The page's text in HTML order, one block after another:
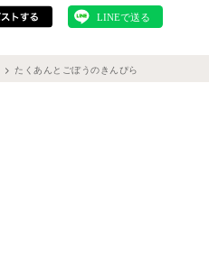
たくあんとごぼうのきんぴら